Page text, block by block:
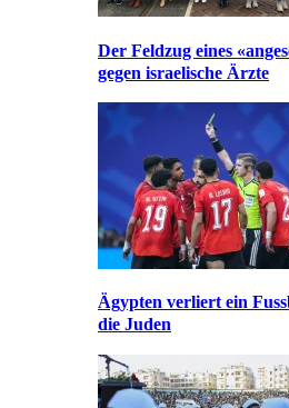
Der Feldzug eines
gegen israelische Ärzte
Ägypten verliert ein
die Juden